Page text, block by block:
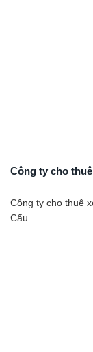
Công ty cho
Công ty cho thuê
Cẩu...